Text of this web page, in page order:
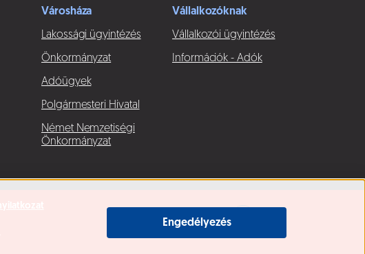
Engedélyezés
Városháza
Lakossági ügyintézés
Önkormányzat
Adóügyek
Polgármesteri Hivatal
Német Nemzetiségi
Önkormányzat
Vállalkozóknak
Vállalkozói ügyintézés
Információk - Adók